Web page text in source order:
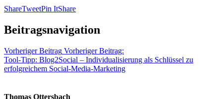
ShareTweetPin ItShare
Beitragsnavigation
Vorheriger Beitrag Vorheriger Beitrag:
Tool-Tipp: Blog2Social – Individualisierung als Schlüssel zu
erfolgreichem Social-Media-Marketing
Thomas Ottersbach